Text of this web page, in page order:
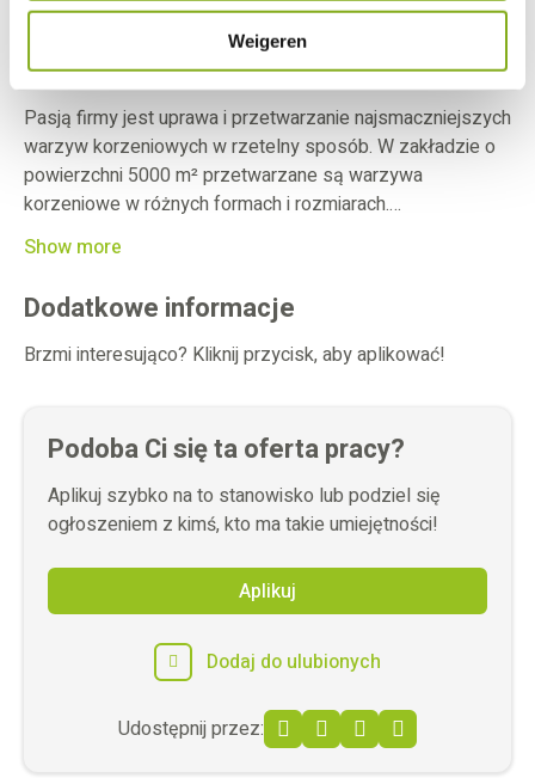
Weigeren
Masz gotowość do pracy w systemie zmianowym.
O firmie
Pasją firmy jest uprawa i przetwarzanie najsmaczniejszych
warzyw korzeniowych w rzetelny sposób. W zakładzie o
powierzchni 5000 m² przetwarzane są warzywa
korzeniowe w różnych formach i rozmiarach.
Zaawansowany park maszynowy działa jako precyzyjna
linia produkcyjna, gdzie higiena i bezpieczeństwo żywności
są najważniejsze.
Show more
Dodatkowe informacje
Brzmi interesująco? Kliknij przycisk, aby aplikować!
Podoba Ci się ta oferta pracy?
Aplikuj szybko na to stanowisko lub podziel się
ogłoszeniem z kimś, kto ma takie umiejętności!
Udostępnij przez: FacebookTwitterLinkedIn
Aplikuj
Dodaj do ulubionych